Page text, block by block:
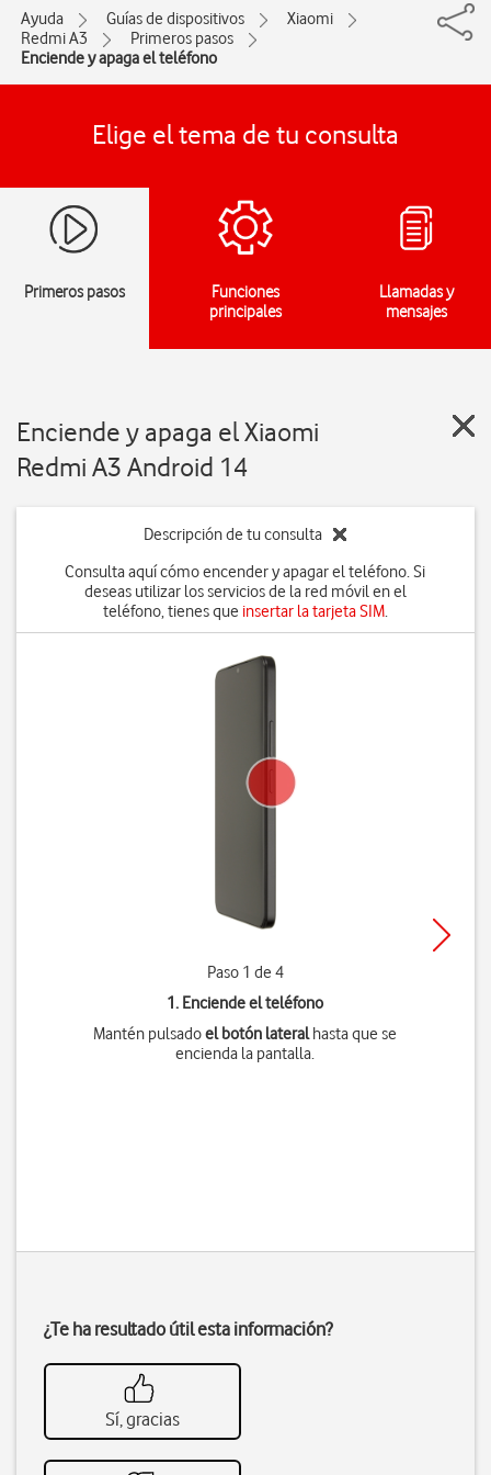
Ayuda Guías de dispositivos
Xiaomi
Redmi A3
Primeros pasos
Enciende y apaga el teléfono
Elige el tema de tu consulta
Primeros pasos
Funciones
principales
Llamadas y
mensajes
Enciende y apaga el Xiaomi
Redmi A3 Android 14
Descripción de tu consulta
Consulta aquí cómo encender y apagar el teléfono. Si
deseas utilizar los servicios de la red móvil en el
teléfono, tienes que insertar la tarjeta SIM.
Paso 1 de 4
1. Enciende el teléfono
Mantén pulsadoel botón lateralhasta que se
encienda la pantalla.
¿Te ha resultado útil esta información?
Sí, gracias